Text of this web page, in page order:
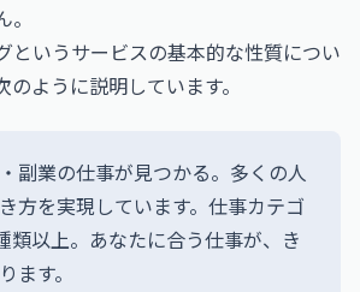
というサービスの基本的な性質につい
ように説明しています。
副業の仕事が見つかる。多くの人
方を実現しています。仕事カテゴ
類以上。あなたに合う仕事が、き
ます。